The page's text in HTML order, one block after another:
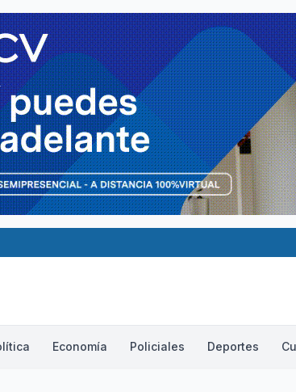
Economía Policiales Deportes